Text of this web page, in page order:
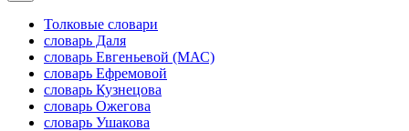
Толковые словари
словарь Даля
словарь Евгеньевой (МАС)
словарь Ефремовой
словарь Кузнецова
словарь Ожегова
словарь Ушакова